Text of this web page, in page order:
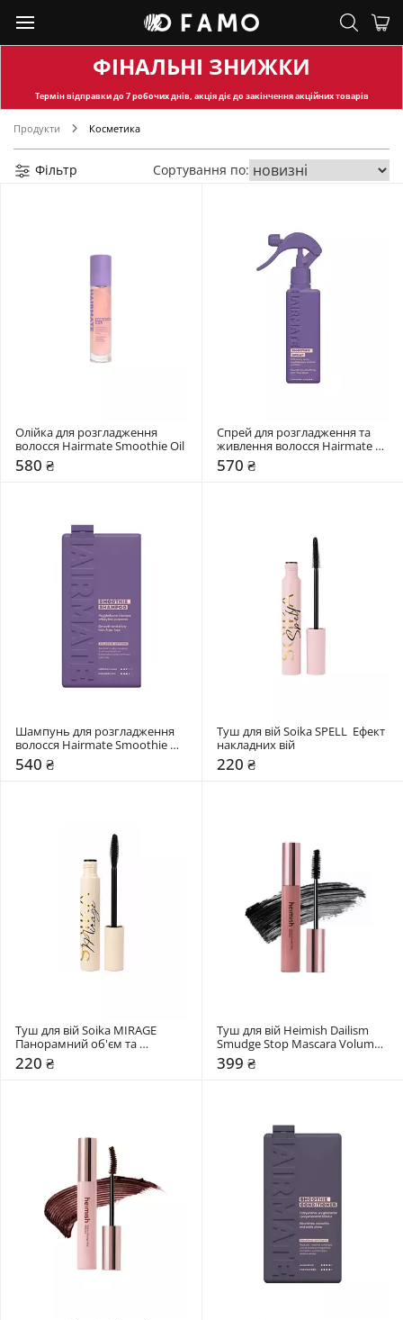
ФІНАЛЬНІ ЗНИЖКИ
Термін відправкидо 7 робочих днів, акція діє до закінчення акційних товарів
Продукти Косметика
Фільтр Сортування по:
Олійка для розгладження
волосся Hairmate Smoothie Oil
580 ₴
Спрей для розгладження та
живлення волосся Hairmate
Smoothie Spray
570 ₴
Шампунь для розгладження
волосся Hairmate Smoothie
Shampoo
540 ₴
Туш для вій Soika SPELL  Ефект
накладних вій
220 ₴
Туш для вій Soika MIRAGE
Панорамний об'єм та
подовження
220 ₴
Туш для вій Heimish Dailism
Smudge Stop Mascara Volume
New
399 ₴